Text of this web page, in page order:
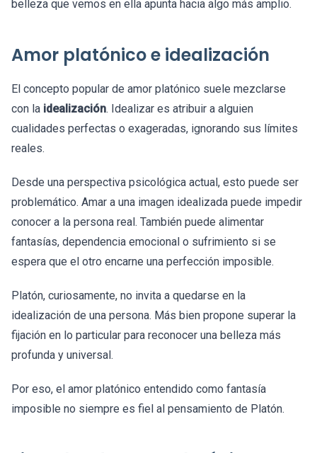
belleza que vemos en ella apunta hacia algo más amplio.
Amor platónico e idealización
El concepto popular de amor platónico suele mezclarse
con la idealización. Idealizar es atribuir a alguien
cualidades perfectas o exageradas, ignorando sus límites
reales.
Desde una perspectiva psicológica actual, esto puede ser
problemático. Amar a una imagen idealizada puede impedir
conocer a la persona real. También puede alimentar
fantasías, dependencia emocional o sufrimiento si se
espera que el otro encarne una perfección imposible.
Platón, curiosamente, no invita a quedarse en la
idealización de una persona. Más bien propone superar la
fijación en lo particular para reconocer una belleza más
profunda y universal.
Por eso, el amor platónico entendido como fantasía
imposible no siempre es fiel al pensamiento de Platón.